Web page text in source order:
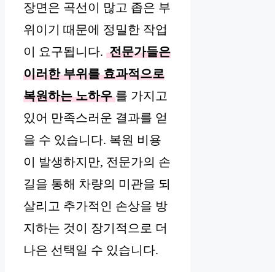
장면은 곡선이 많고 좁은 부
위이기 때문에 정밀한 작업
이 요구됩니다. 전문가들은
이러한 부위를 효과적으로
복원하는 노하우 를 가지고
있어 만족스러운 결과를 얻
을 수 있습니다. 복원 비용
이 발생하지만, 전문가의 손
길을 통해 차량의 미관을 되
살리고 추가적인 손상을 방
지하는 것이 장기적으로 더
나은 선택일 수 있습니다.